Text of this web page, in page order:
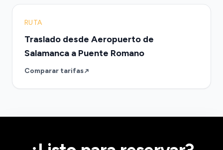
RUTA
Traslado desde Aeropuerto de
Salamanca a Puente Romano
Comparar tarifas